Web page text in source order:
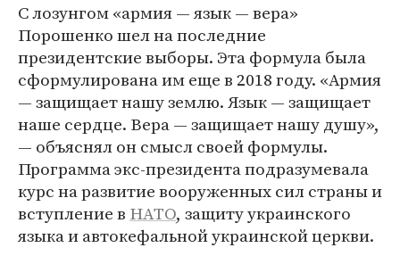
С лозунгом «армия — язык — вера»
Порошенко шел на последние
президентские выборы. Эта формула была
сформулирована им еще в 2018 году. «Армия
— защищает нашу землю. Язык — защищает
наше сердце. Вера — защищает нашу душу»,
— объяснял он смысл своей формулы.
Программа экс-президента подразумевала
курс на развитие вооруженных сил страны и
вступление в НАТО, защиту украинского
языка и автокефальной украинской церкви.